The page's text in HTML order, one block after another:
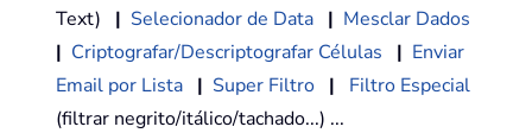
Text) | Selecionador de Data | Mesclar Dados
| Criptografar/Descriptografar Células | Enviar
Email por Lista | Super Filtro |
Filtro Especial
(filtrar negrito/itálico/tachado...) ...